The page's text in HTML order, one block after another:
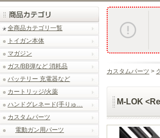
全商品カテゴリ一覧
トイガン本体
マガジン
ガス/BB弾など 消耗品
バッテリー 充電器など
カートリッジ/火薬
ハンドグレネード(手りゅ…
カスタムパーツ
電動ガン用パーツ
カスタムパーツ >
M-LOK